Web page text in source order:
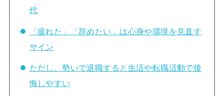
代
「疲れた」「辞めたい」は心身や環境を見直す
サイン
ただし、勢いで退職すると生活や転職活動で後
悔しやすい